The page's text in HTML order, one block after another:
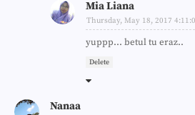
Mia Liana
Thursday, May 18, 2017
yuppp... betul tu eraz..
Delete
Nanaa